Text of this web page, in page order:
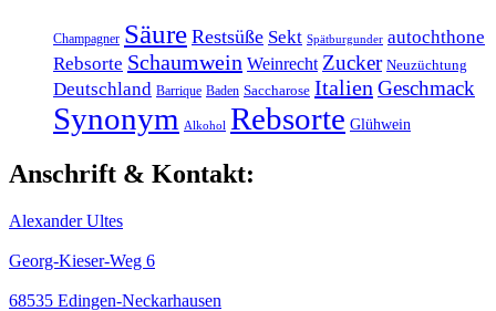
Champagner Säure Restsüße Sekt Spätburgunder autochthone
Rebsorte Schaumwein Weinrecht Zucker Neuzüchtung
Deutschland Barrique Baden Saccharose Italien Geschmack
Synonym Alkohol Rebsorte Glühwein
Anschrift & Kontakt:
Alexander Ultes
Georg-Kieser-Weg 6
68535 Edingen-Neckarhausen